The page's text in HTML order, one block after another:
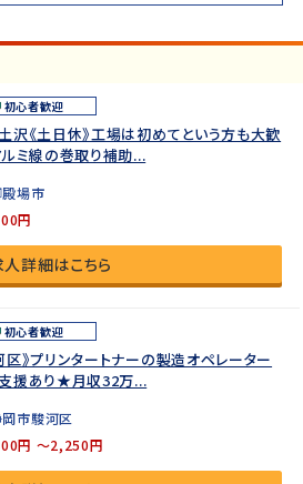
初心者歓迎
沢《土日休》工場は初めてという方も大歓
ミ線の巻取り補助...
場市
円
人詳細はこちら
初心者歓迎
区》プリンタートナーの製造オペレーター
援あり★月収32万...
市駿河区
円 ～2,250円